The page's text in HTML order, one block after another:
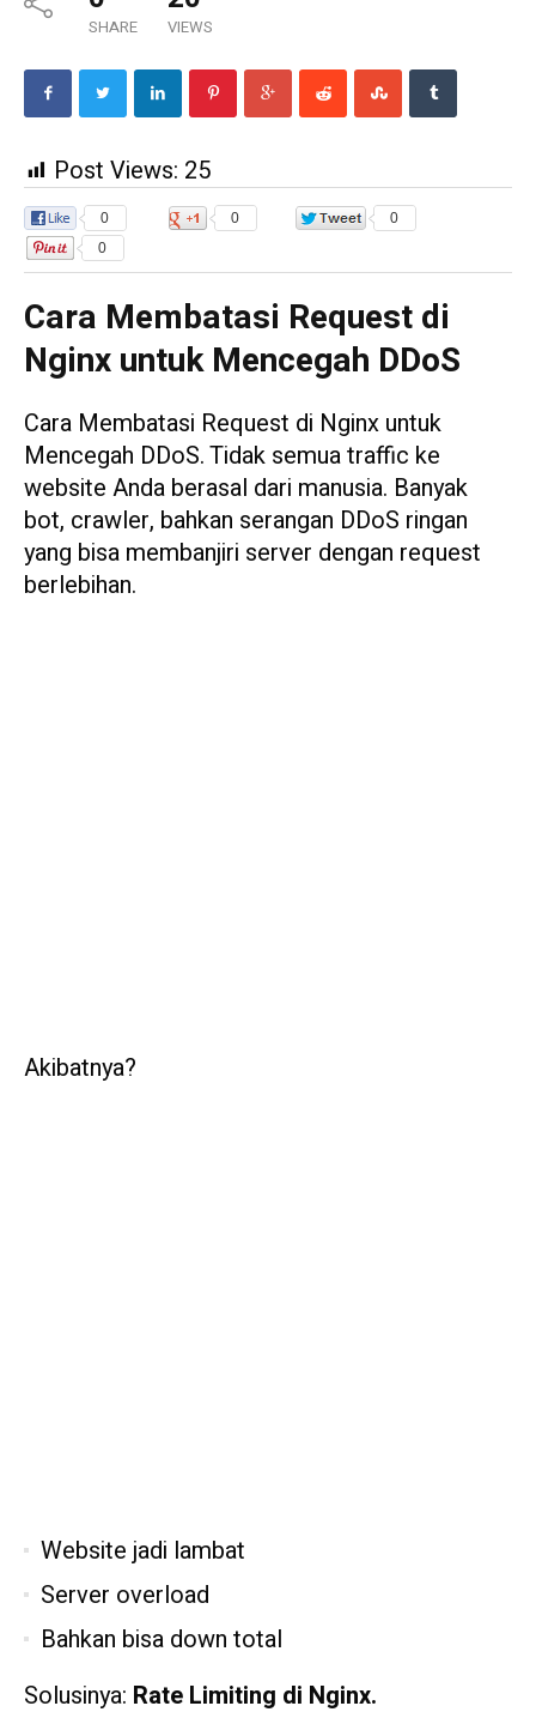
SHARE VIEWS
Post Views: 25
0 0
0
0
Cara Membatasi Request di
Nginx untuk Mencegah DDoS
Cara Membatasi Request di Nginx untuk
Mencegah DDoS. Tidak semua traffic ke
website Anda berasal dari manusia. Banyak
bot, crawler, bahkan serangan DDoS ringan
yang bisa membanjiri server dengan request
berlebihan.
Akibatnya?
Website jadi lambat
Server overload
Bahkan bisa down total
Solusinya: Rate Limiting di Nginx.